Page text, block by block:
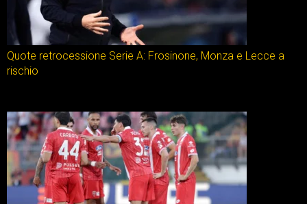
Quote retrocessione Serie A: Frosinone, Monza e Lecce a
rischio